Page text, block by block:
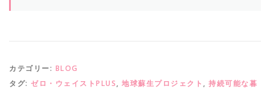
カテゴリー: BLOG
タグ: ゼロ・ウェイストPLUS, 地球蘇生プロジェクト , 持続可能な暮